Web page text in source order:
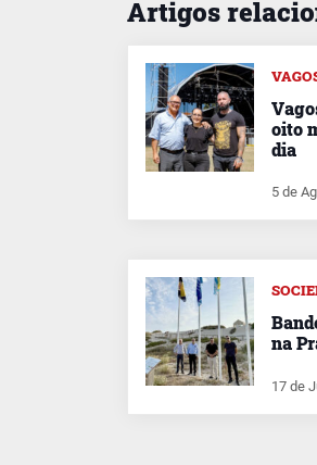
Artigos
oito
dia
5 de
na
17 de